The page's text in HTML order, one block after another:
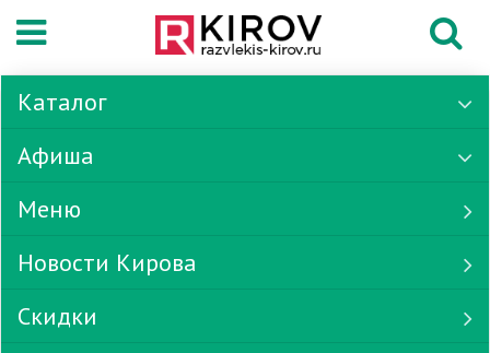
Каталог
Афиша
Меню
Новости Кирова
Скидки